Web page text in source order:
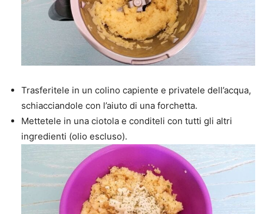
Trasferitele in un colino capiente e privatele dell’acqua,
schiacciandole con l’aiuto di una forchetta.
Mettetele in una ciotola e conditeli con tutti gli altri
ingredienti (olio escluso).